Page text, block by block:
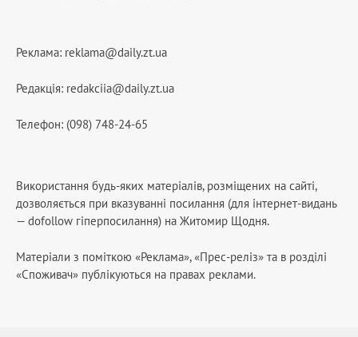
Реклама: reklama@daily.zt.ua
Редакція: redakciia@daily.zt.ua
Телефон: (098) 748-24-65
Використання будь-яких матеріалів, розміщених на сайті,
дозволяється при вказуванні посилання (для інтернет-видань
— dofollow гіперпосилання) на Житомир Щодня.
Матеріали з поміткою «Реклама», «Прес-реліз» та в розділі
«Споживач» публікуються на правах реклами.